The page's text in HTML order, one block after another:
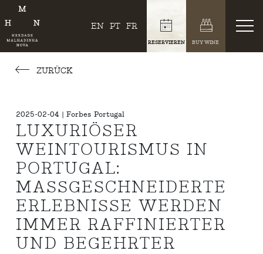
EN PT FR
RESERVIEREN BUY WINE
ZURÜCK
2025-02-04 | Forbes Portugal
LUXURIÖSER
WEINTOURISMUS IN
PORTUGAL:
MASSGESCHNEIDERTE E
RLEBNISSE WERDEN I
MMER RAFFINIERTER U
ND BEGEHRTER